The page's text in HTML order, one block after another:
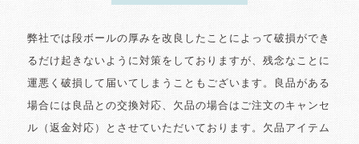
弊社では段ボールの厚みを改良したことによって破損ができ
るだけ起きないように対策をしておりますが、残念なことに
運悪く破損して届いてしまうこともございます。良品がある
場合には良品との交換対応、欠品の場合はご注文のキャンセ
ル（返金対応）とさせていただいております。欠品アイテム